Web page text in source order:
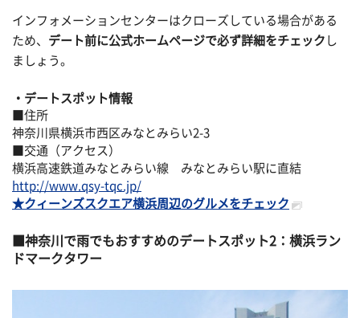
インフォメーションセンターはクローズしている場合がある
ため、 デート前に公式ホームページで必ず詳細をチェック し
ましょう。
デートスポット情報
■住所
神奈川県横浜市西区みなとみらい2-3
■交通（アクセス）
横浜高速鉄道みなとみらい線 みなとみらい駅に直結
http://www.qsy-tqc.jp/
★クィーンズスクエア横浜周辺のグルメをチェック
神奈川で雨でもおすすめのデートスポット2：横浜ラン
ドマークタワー